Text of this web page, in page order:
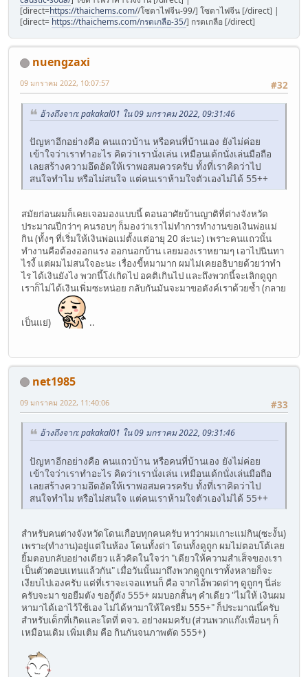
[direct=https://thaichems.com//โซดาไฟจีน-99/] โซดาไฟจีน [/direct] |
[direct= https://thaichems.com/กรดเกลือ-35/] กรดเกลือ [/direct]
nuengzaxi
#32
09 มกราคม 2022, 10:07:57
อ้างถึงจาก: pakakal01 ใน 09 มกราคม 2022, 09:31:46
ปัญหาอีกอย่างคือ คนแถวบ้าน หรือคนที่บ้านเอง ยังไม่ค่อย
เข้าใจว่าเราทำอะไร คิดว่าเรานั่งเล่น เหมือนเด้กนั่งเล่นมือถือ
เลยสร้างความอึดอัดให้เราพอสมควรครับ ทั้งที่เราคิดว่าไป
สนใจทำไม หรือไม่สนใจ แต่คนเราห้ามใจตัวเองไม่ได้ 55++
สมัยก่อนผมก็เคยเจอมองแบบนี้ ตอนอาศัยบ้านญาติที่ต่างจังหวัด
ประมาณปีกว่าๆ คนรอบๆ ก็มองว่าเราไม่ทำการทำงานขอเงินพ่อแม่
กิน (ทั้งๆ ที่เริ่มให้เงินพ่อแม่ตั้งแต่อายุ 20 ล่ะนะ) เพราะคนแถวนั้น
ทำงานคือต้องออกแรง ออกนอกบ้าน เลยมองเราหยามๆ เอาไปนินทา
ไรงี้ แต่ผมไม่สนใจอะนะ เรื่องขี้หมามาก ผมไม่เคยอธิบายด้วยว่าทำ
ไร ได้เงินยังไง พวกนี้โง่เกิดไป อคติเกินไป และถึงพวกนี้จะเลิกดูถูก
เราก็ไม่ได้เงินเพิ่มซะหน่อย กลับกันมันจะมาขอตังค์เราด้วยซ้ำ (กลาย
เป็นแย่) ..
net1985
#33
09 มกราคม 2022, 11:40:06
อ้างถึงจาก: pakakal01 ใน 09 มกราคม 2022, 09:31:46
ปัญหาอีกอย่างคือ คนแถวบ้าน หรือคนที่บ้านเอง ยังไม่ค่อย
เข้าใจว่าเราทำอะไร คิดว่าเรานั่งเล่น เหมือนเด้กนั่งเล่นมือถือ
เลยสร้างความอึดอัดให้เราพอสมควรครับ ทั้งที่เราคิดว่าไป
สนใจทำไม หรือไม่สนใจ แต่คนเราห้ามใจตัวเองไม่ได้ 55++
สำหรับคนต่างจังหวัดโดนเกือบทุกคนครับ หาว่าผมเกาะแม่กิน(ซะงั้น)
เพราะ(ทำงาน)อยู่แต่ในห้อง โดนทั้งด่า โดนทั้งดูถูก ผมไม่ตอบโต้เลย
ยิ้มตอบกลับอย่างเดียว แล้วคิดในใจว่า "เดียวให้ความสำเส็จของเรา
เป็นตัวตอบแทนแล้วกัน" เมื่อวันนั้นมาถึงพวกดูถูกเราทั้งหลายก็จะ
เงียบไปเองครับ แต่ที่เราจะเจอแทนก็ คือ จากไอ้พวดด่าๆ ดูถูกๆ นี่ล่ะ
ครับจะมา ขอยืมตัง ขอกู้ตัง 555+ ผมบอกสั้นๆ คำเดียว "ไม่ให้ เงินผม
หามาได้เอาไว้ใช้เอง ไม่ได้หามาให้ใครยืม 555+" ก็ประมาณนี้ครับ
สำหรับเด็กที่เกิดและโตที่ ตจว. อย่างผมครับ (ส่วนพวกแก๊งเพื่อนๆ ก็
เหมือนเดิม เพิ่มเติม คือ กินกันจนภาพตัด 555+)